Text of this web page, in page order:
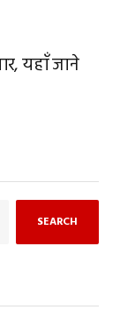
यहाँ जाने
SEARCH